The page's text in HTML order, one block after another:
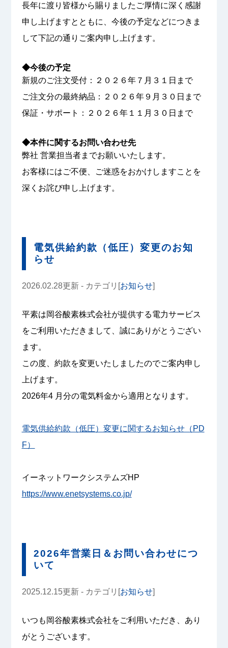
長年に渡り皆様から賜りましたご厚情に深く感謝
申し上げますとともに、今後の予定などにつきま
して下記の通りご案内申し上げます。
◆今後の予定
新規のご注文受付：２０２６年７月３１日まで
ご注文分の最終納品：２０２６年９月３０日まで
保証・サポート：２０２６年１１月３０日まで
◆本件に関するお問い合わせ先
弊社 営業担当者までお願いいたします。
お客様にはご不便、ご迷惑をおかけしますことを
深くお詫び申し上げます。
電気供給約款（低圧）変更のお知
らせ
2026.02.28更新 - カテゴリ[お知らせ]
平素は岡谷酸素株式会社が提供する電力サービス
をご利用いただきまして、誠にありがとうござい
ます。
この度、約款を変更いたしましたのでご案内申し
上げます。
2026年4 月分の電気料金から適用となります。
電気供給約款（低圧）変更に関するお知らせ（PD
F）
イーネットワークシステムズHP
https://www.enetsystems.co.jp/
2026年営業日＆お問い合わせにつ
いて
2025.12.15更新 - カテゴリ[お知らせ]
いつも岡谷酸素株式会社をご利用いただき、あり
がとうございます。